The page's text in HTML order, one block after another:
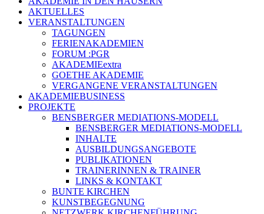
AKTUELLES
VERANSTALTUNGEN
TAGUNGEN
FERIENAKADEMIEN
FORUM :PGR
AKADEMIEextra
GOETHE AKADEMIE
VERGANGENE VERANSTALTUNGEN
AKADEMIEBUSINESS
PROJEKTE
BENSBERGER MEDIATIONS-MODELL
BENSBERGER MEDIATIONS-MODELL
INHALTE
AUSBILDUNGSANGEBOTE
PUBLIKATIONEN
TRAINERINNEN & TRAINER
LINKS & KONTAKT
BUNTE KIRCHEN
KUNSTBEGEGNUNG